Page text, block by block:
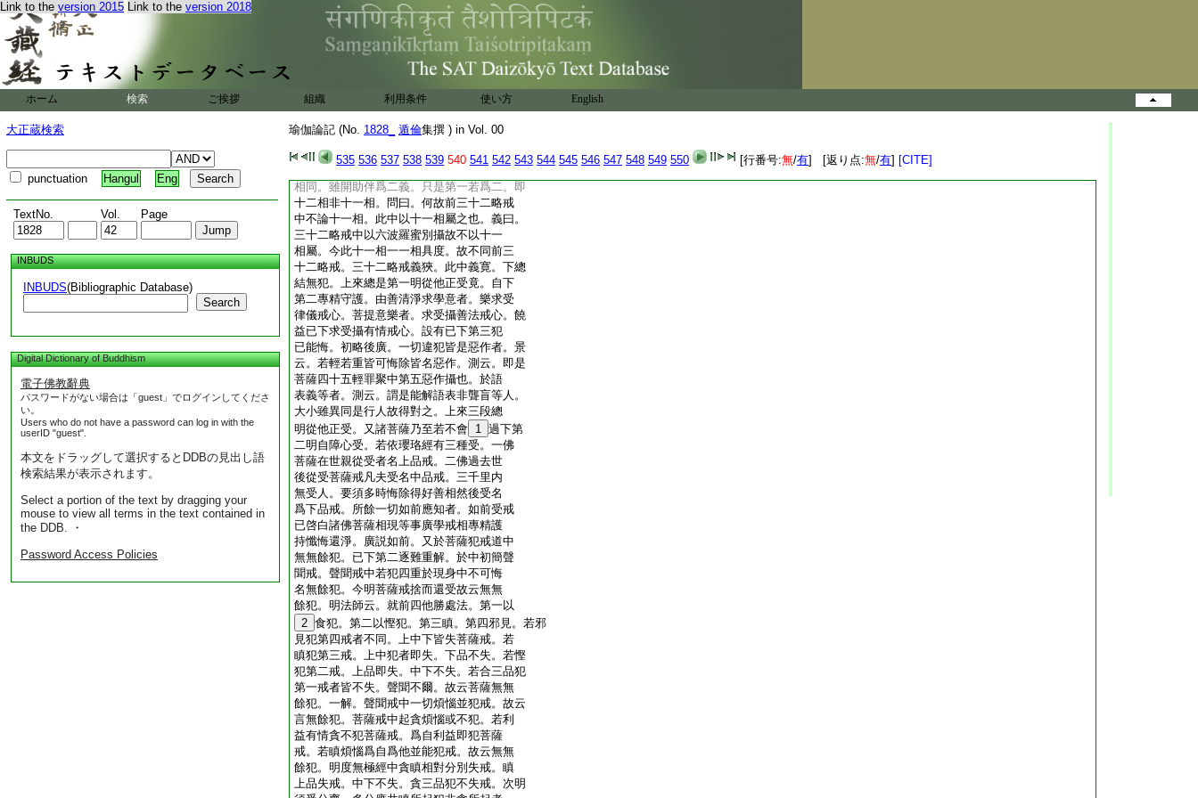
Link to the version 2015 Link to the version 2018
ホーム 検索 ご挨拶 組織 利用条件 使い方 English
大正蔵検索
punctuation Hangul Eng
TextNo. Vol. Page
INBUDS
INBUDS(Bibliographic Database)
Search
Digital Dictionary of Buddhism
電子佛教辭典
パスワードがない場合は「guest」でログインしてくださ
い。
Users who do not have a password can log in with the
userID "guest".
本文をドラッグして選択するとDDBの見出し語
検索結果が表示されます。
Select a portion of the text by dragging your
mouse to view all terms in the text contained in
the DDB. ・
Password Access Policies
瑜伽論記 (No. 1828_ 遁倫集撰 ) in Vol. 00
535 536 537 538 539 540 541 542 543 544 545 546 547 548 549 550 [行番号:無/有] [返り点:無/有] [CITE]
基云。若准前卷十一種相無問廣略。已如前
辨。今此中但是彼十一相。初者謂於事業同
助伴。第二於苦爲助伴。此中不説第六虎狼
獅子等畏。若依前卷無問廣略。助伴令爲第
一樂事助伴。第五明救獅子等畏有二解。一
解如舊地持標十一相三等名。二解如此論。
略中解十一相爲十一也。會此不同者。以
樂救苦事別所以此間開二。前卷以同爲助
伴故 12
説合。此中以開助伴爲二。故不説獅子
等畏。又即共失財相似不論。彼卷令助伴故。
相同。雖開助伴爲二義。只是第一若爲二。即
十二相非十一相。問曰。何故前三十二略戒
中不論十一相。此中以十一相屬之也。義曰。
三十二略戒中以六波羅蜜別攝故不以十一
相屬。今此十一相一一相具度。故不同前三
十二略戒。三十二略戒義狹。此中義寛。下總
結無犯。上來總是第一明從他正受竟。自下
第二專精守護。由善清淨求學意者。樂求受
律儀戒心。菩提意樂者。求受攝善法戒心。饒
益已下求受攝有情戒心。設有已下第三犯
已能悔。初略後廣。一切違犯皆是惡作者。景
云。若輕若重皆可悔除皆名惡作。測云。即是
菩薩四十五輕罪聚中第五惡作攝也。於語
表義等者。測云。謂是能解語表非聾盲等人。
大小雖異同是行人故得對之。上來三段總
明從他正受。又諸菩薩乃至若不會 1 過下第
二明自障心受。若依瓔珞經有三種受。一佛
菩薩在世親從受者名上品戒。二佛過去世
後從受菩薩戒凡夫受名中品戒。三千里内
無受人。要須多時悔除得好善相然後受名
爲下品戒。所餘一切如前應知者。如前受戒
已啓白諸佛菩薩相現等事廣學戒相專精護
持懺悔還淨。廣説如前。又於菩薩犯戒道中
無無餘犯。已下第二逐難重解。於中初簡聲
聞戒。聲聞戒中若犯四重於現身中不可悔
名無餘犯。今明菩薩戒捨而還受故云無無
餘犯。明法師云。就前四他勝處法。第一以
2 食犯。第二以慳犯。第三瞋。第四邪見。若邪
見犯第四戒者不同。上中下皆失菩薩戒。若
瞋犯第三戒。上中犯者即失。下品不失。若慳
犯第二戒。上品即失。中下不失。若合三品犯
第一戒者皆不失。聲聞不爾。故云菩薩無無
餘犯。一解。聲聞戒中一切煩惱並犯戒。故云
言無餘犯。菩薩戒中起貪煩惱或不犯。若利
益有情貪不犯菩薩戒。爲自利益即犯菩薩
戒。若瞋煩惱爲自爲他並能犯戒。故云無無
餘犯。明度無極經中貪瞋相對分別失戒。瞋
上品失戒。中下不失。貪三品犯不失戒。次明